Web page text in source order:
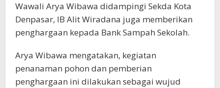
Wawali Arya Wibawa didampingi Sekda Kota
Denpasar, IB Alit Wiradana juga memberikan
penghargaan kepada Bank Sampah Sekolah.
Arya Wibawa mengatakan, kegiatan
penanaman pohon dan pemberian
penghargaan ini dilakukan sebagai wujud